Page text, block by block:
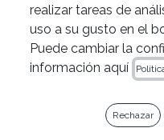
OFERTA ESPECIAL
Celebra el IPG
descuento en todos
hasta el 31 de julio,
realizar tareas de
uso a su gusto en el
Puede cambiar la
información aquí
Rechazar